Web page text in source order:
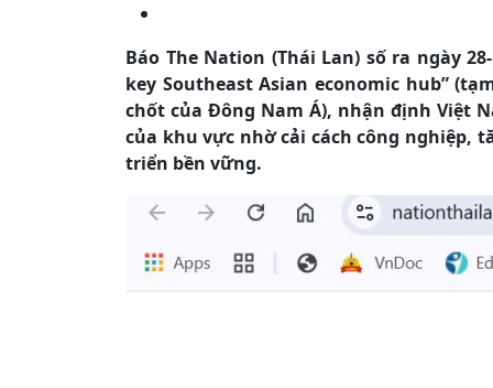
Báo The Nation (Thái Lan) số ra ngày
key Southeast Asian economic hub”
chốt của Đông Nam Á), nhận định Việt
của khu vực nhờ cải cách công nghiệp,
triển bền vững.